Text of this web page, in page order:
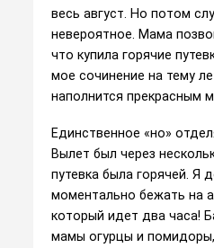
весь август. Но потом
невероятное. Мама
что купила горячие
мое сочинение на тему
наполнится прекрасным
Единственное «но»
Вылет был через
путевка была горячей. Я
моментально бежать на
который идет два часа!
мамы огурцы и